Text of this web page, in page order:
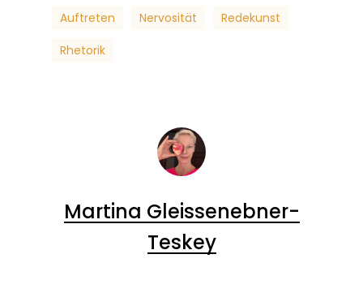
Auftreten Nervosität
Redekunst
Rhetorik
Martina Gleissenebner-
Teskey